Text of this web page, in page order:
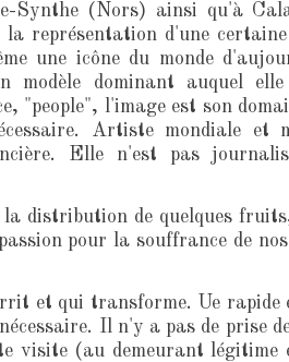
Synthe (Nors) ainsi qu'à
représentation d'une
une icône du monde
modèle dominant auquel
"people", l'image est son
Artiste mondiale et
Elle n'est pas
distribution de quelques
pour la souffrance de nos
et qui transforme. Ue rapide
Il n'y a pas de prise
visite (au demeurant légitime